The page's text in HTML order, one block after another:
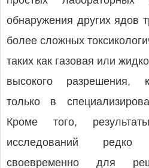
обнаружения других ядов
более сложных
таких как газовая или
высокого разрешения,
только в
Кроме того, результаты
исследований
своевременно для